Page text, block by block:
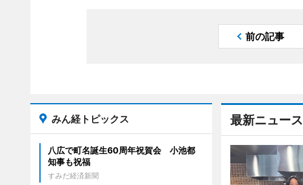
前の記事
最新ニュース
みん経トピックス
八広で町名誕生60周年祝賀会 小池都
知事も祝福
すみだ経済新聞